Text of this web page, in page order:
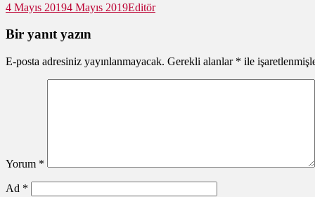
4 Mayıs 20194 Mayıs 2019Editör
Bir yanıt yazın
E-posta adresiniz yayınlanmayacak. Gerekli alanlar * ile
Yorum *
Ad *